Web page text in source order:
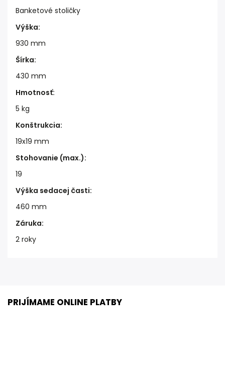
Banketové stoličky
Výška:
930 mm
Šírka:
430 mm
Hmotnosť:
5 kg
Konštrukcia:
19x19 mm
Stohovanie (max.):
19
Výška sedacej časti:
460 mm
Záruka:
2 roky
PRIJÍMAME ONLINE PLATBY